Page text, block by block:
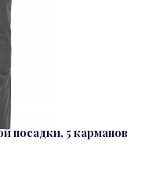
посадки, 5 карманов